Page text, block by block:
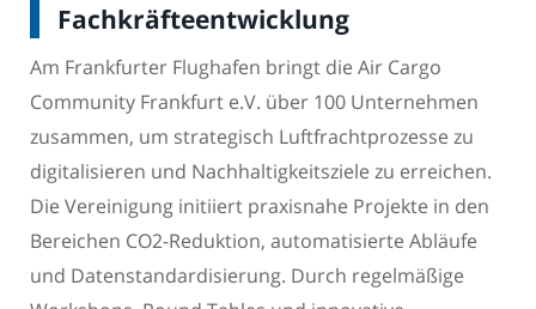
Fachkräfteentwicklung
Am Frankfurter Flughafen bringt die Air Cargo
Community Frankfurt e.V. über 100 Unternehmen
zusammen, um strategisch Luftfrachtprozesse zu
digitalisieren und Nachhaltigkeitsziele zu erreichen.
Die Vereinigung initiiert praxisnahe Projekte in den
Bereichen CO2-Reduktion, automatisierte Abläufe
und Datenstandardisierung. Durch regelmäßige